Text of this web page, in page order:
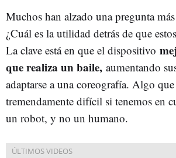
Muchos han alzado una pregunta
¿Cuál es la utilidad detrás de que
La clave está en que el dispositivo
que realiza un baile, aumentando
adaptarse a una coreografía. Algo que
tremendamente difícil si tenemos en
un robot, y no un humano.